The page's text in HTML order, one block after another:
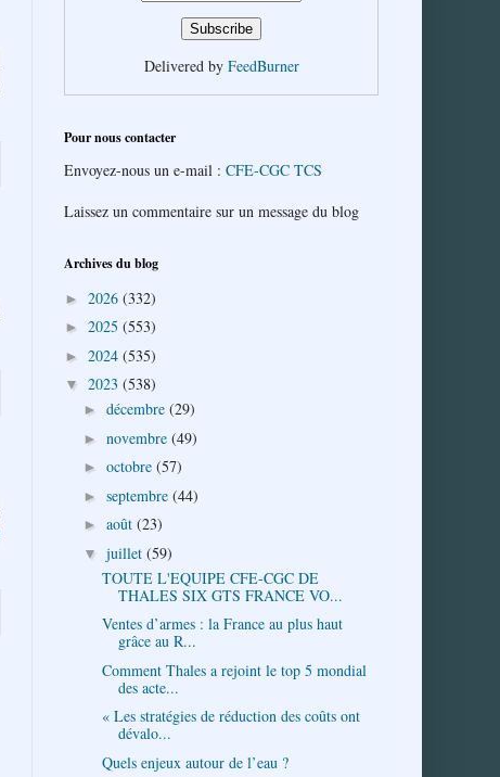
Delivered by FeedBurner
Pour nous contacter
Envoyez-nous un e-mail : CFE-CGC TCS
Laissez un commentaire sur un message du blog
Archives du blog
► 2026 (332)
► 2025 (553)
► 2024 (535)
▼ 2023 (538)
► décembre (29)
► novembre (49)
► octobre (57)
► septembre (44)
► août (23)
▼ juillet (59)
TOUTE L'EQUIPE CFE-CGC DE
THALES SIX GTS FRANCE VO...
Ventes d’armes : la France au plus haut
grâce au R...
Comment Thales a rejoint le top 5 mondial
des acte...
« Les stratégies de réduction des coûts ont
dévalo...
Quels enjeux autour de l’eau ?